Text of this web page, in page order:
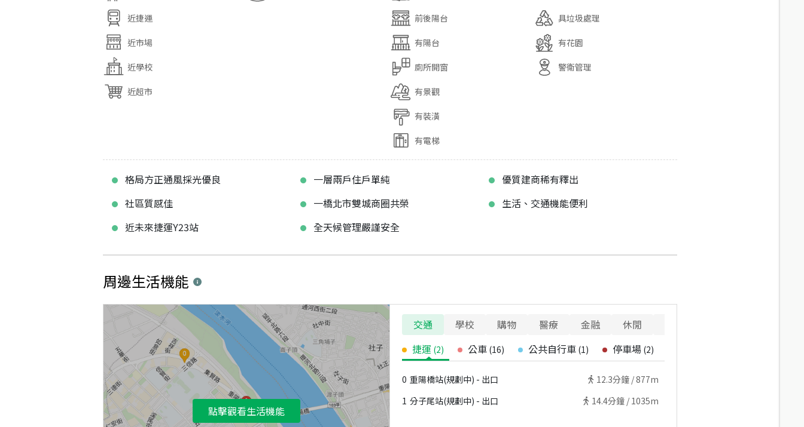
近捷運
近市場
近學校
近超市
前後陽台
有陽台
廁所開窗
有景觀
有裝潢
有電梯
具垃圾處理
有花園
警衛管理
格局方正通風採光優良 一層兩戶住戶單純
優質建商稀有釋出
社區質感佳
一橋北市雙城商圈共榮
生活、交通機能便利
近未來捷運Y23站
全天候管理嚴謹安全
周邊生活機能
點擊觀看生活機能
交通 學校 購物 醫療 金融 休閒
捷運 (2) 公車 (16) 公共自行車 (1) 停車場 (2)
0 重陽橋站(規劃中) - 出口 12.3分鐘 /877m
1 分子尾站(規劃中) - 出口 14.4分鐘 / 1035m